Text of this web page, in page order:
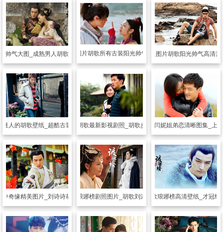
帅气大图_成熟男人胡歌不一样的风采
明星图片胡歌所有古装阳光帅气剧照
明星图片胡歌阳光帅气高清素
迷人的胡歌壁纸_超酷古装王子胡歌
明星图片 胡歌最新影视剧照_胡歌步入姐弟恋
明星图片胡歌闫妮姐弟恋清晰图集_上
中奇缘精美图片_刘诗诗胡歌倾情演绎
明星图片 琅琊榜剧照图片_胡歌刘涛领衔主演
明星图片 胡歌琅琊榜高清壁纸_才冠绝